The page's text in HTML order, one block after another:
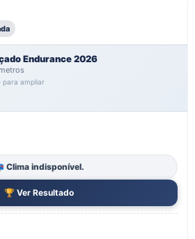
Endurance 2026
para ampliar
Clima indisponível.
🏆 Ver Resultado